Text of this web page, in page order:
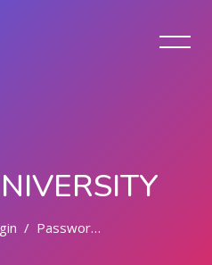
Password Dimenticata